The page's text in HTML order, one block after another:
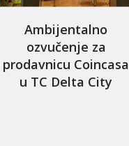
Ambijentalno
ozvučenje za
prodavnicu Coincasa
u TC Delta City